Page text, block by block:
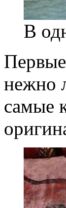
В
нежно
самые